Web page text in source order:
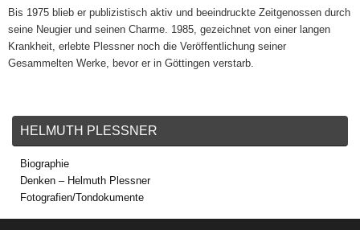
Bis 1975 blieb er publizistisch aktiv und beeindruckte Zeitgenossen durch
seine Neugier und seinen Charme. 1985, gezeichnet von einer langen
Krankheit, erlebte Plessner noch die Veröffentlichung seiner
Gesammelten Werke, bevor er in Göttingen verstarb.
HELMUTH PLESSNER
Biographie
Denken – Helmuth Plessner
Fotografien/Tondokumente